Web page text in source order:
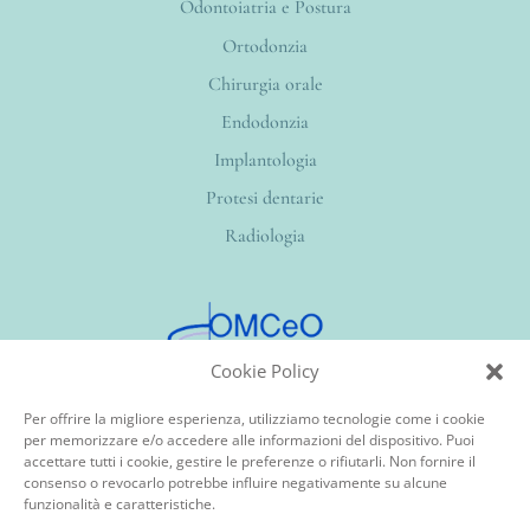
Cookie Policy
Per offrire la migliore esperienza, utilizziamo tecnologie come i cookie
per memorizzare e/o accedere alle informazioni del dispositivo. Puoi
accettare tutti i cookie, gestire le preferenze o rifiutarli. Non fornire il
consenso o revocarlo potrebbe influire negativamente su alcune
funzionalità e caratteristiche.
Odontoiatria e Postura
Ortodonzia
Chirurgia orale
Endodonzia
Implantologia
Protesi dentarie
Radiologia
Studio OdontoiatricoDr. Ramella
Ordine dei Medici Chirurghi e degli Odontoiatrici
della Provincia di Milano.